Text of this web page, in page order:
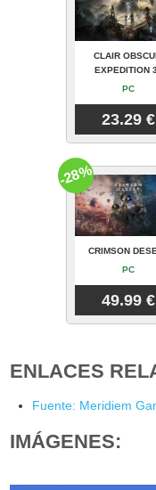
CLAIR
EXPEDITION
PC
23.29 €
CRIMSON
PC
49.99 €
-28%
ENLACES
Fuente: Meridiem
IMÁGENES: